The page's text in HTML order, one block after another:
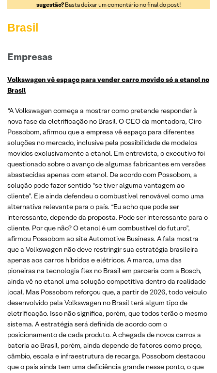
sugestão?Basta deixar um comentário no final do post!
Brasil
Empresas
Volkswagen vê espaço para vender carro movido só a etanol no
Brasil
“A Volkswagen começa a mostrar como pretende responder à
nova fase da eletrificação no Brasil. O CEO da montadora, Ciro
Possobom, afirmou que a empresa vê espaço para diferentes
soluções no mercado, inclusive pela possibilidade de modelos
movidos exclusivamente a etanol. Em entrevista, o executivo foi
questionado sobre o avanço de algumas fabricantes em versões
abastecidas apenas com etanol. De acordo com Possobom, a
solução pode fazer sentido “se tiver alguma vantagem ao
cliente”. Ele ainda defendeu o combustível renovável como uma
alternativa relevante para o país. “Eu acho que pode ser
interessante, depende da proposta. Pode ser interessante para o
cliente. Por que não? O etanol é um combustível do futuro”,
afirmou Possobom ao site Automotive Business. A fala mostra
que a Volkswagen não deve restringir sua estratégia brasileira
apenas aos carros híbridos e elétricos. A marca, uma das
pioneiras na tecnologia flex no Brasil em parceria com a Bosch,
ainda vê no etanol uma solução competitiva dentro da realidade
local. Mas Possobom reforçou que, a partir de 2026, todo veículo
desenvolvido pela Volkswagen no Brasil terá algum tipo de
eletrificação. Isso não significa, porém, que todos terão o mesmo
sistema. A estratégia será definida de acordo com o
posicionamento de cada produto. A chegada de novos carros a
bateria ao Brasil, porém, ainda depende de fatores como preço,
câmbio, escala e infraestrutura de recarga. Possobom destacou
que o país ainda tem uma deficiência grande nesse ponto, o que